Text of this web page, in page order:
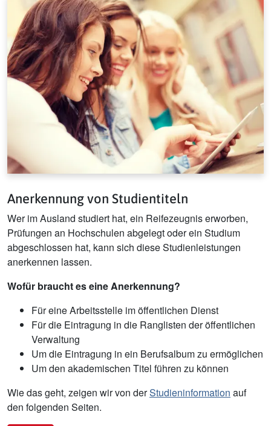
Anerkennung von Studientiteln
Wer im Ausland studiert hat, ein Reifezeugnis erworben,
Prüfungen an Hochschulen abgelegt oder ein Studium
abgeschlossen hat, kann sich diese Studienleistungen
anerkennen lassen.
Wofür braucht es eine Anerkennung?
Für eine Arbeitsstelle im öffentlichen Dienst
Für die Eintragung in die Ranglisten der öffentlichen
Verwaltung
Um die Eintragung in ein Berufsalbum zu ermöglichen
Um den akademischen Titel führen zu können
Wie das geht, zeigen wir von derStudieninformation auf
den folgenden Seiten.